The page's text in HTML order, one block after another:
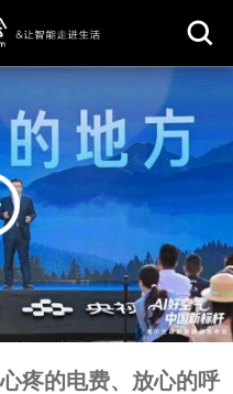
疼的电费、放心的呼